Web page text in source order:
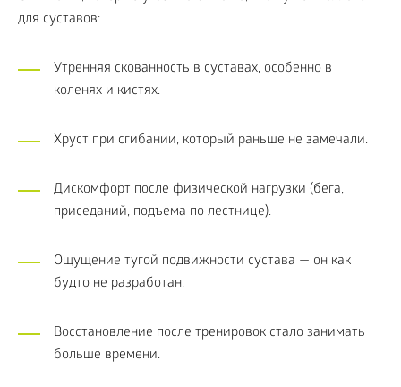
для суставов:
Утренняя скованность в суставах, особенно в
коленях и кистях.
Хруст при сгибании, который раньше не замечали.
Дискомфорт после физической нагрузки (бега,
приседаний, подъема по лестнице).
Ощущение тугой подвижности сустава — он как
будто не разработан.
Восстановление после тренировок стало занимать
больше времени.